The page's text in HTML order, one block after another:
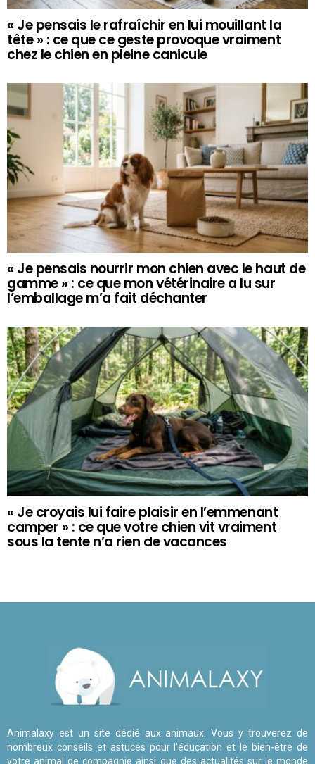
« Je pensais le rafraîchir en lui mouillant la
tête » : ce que ce geste provoque vraiment
chez le chien en pleine canicule
« Je pensais nourrir mon chien avec le haut de
gamme » : ce que mon vétérinaire a lu sur
l’emballage m’a fait déchanter
« Je croyais lui faire plaisir en l’emmenant
camper » : ce que votre chien vit vraiment
sous la tente n’a rien de vacances
Animalaxy est un site dédié aux animaux. Vous y trouverez de
nombreux conseils et astuces pour l'éducation et le bien-être de
votre animal de compagnie ainsi que des actualités sur le monde